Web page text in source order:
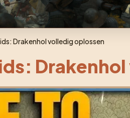
Drakenhol volledig oplossen